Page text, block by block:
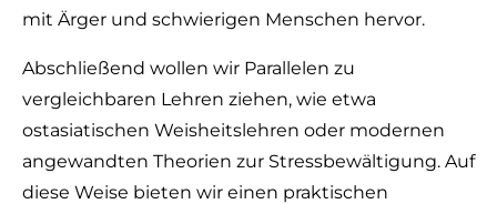
mit Ärger und schwierigen Menschen hervor.
Abschließend wollen wir Parallelen zu
vergleichbaren Lehren ziehen, wie etwa
ostasiatischen Weisheitslehren oder modernen
angewandten Theorien zur Stressbewältigung. Auf
diese Weise bieten wir einen praktischen